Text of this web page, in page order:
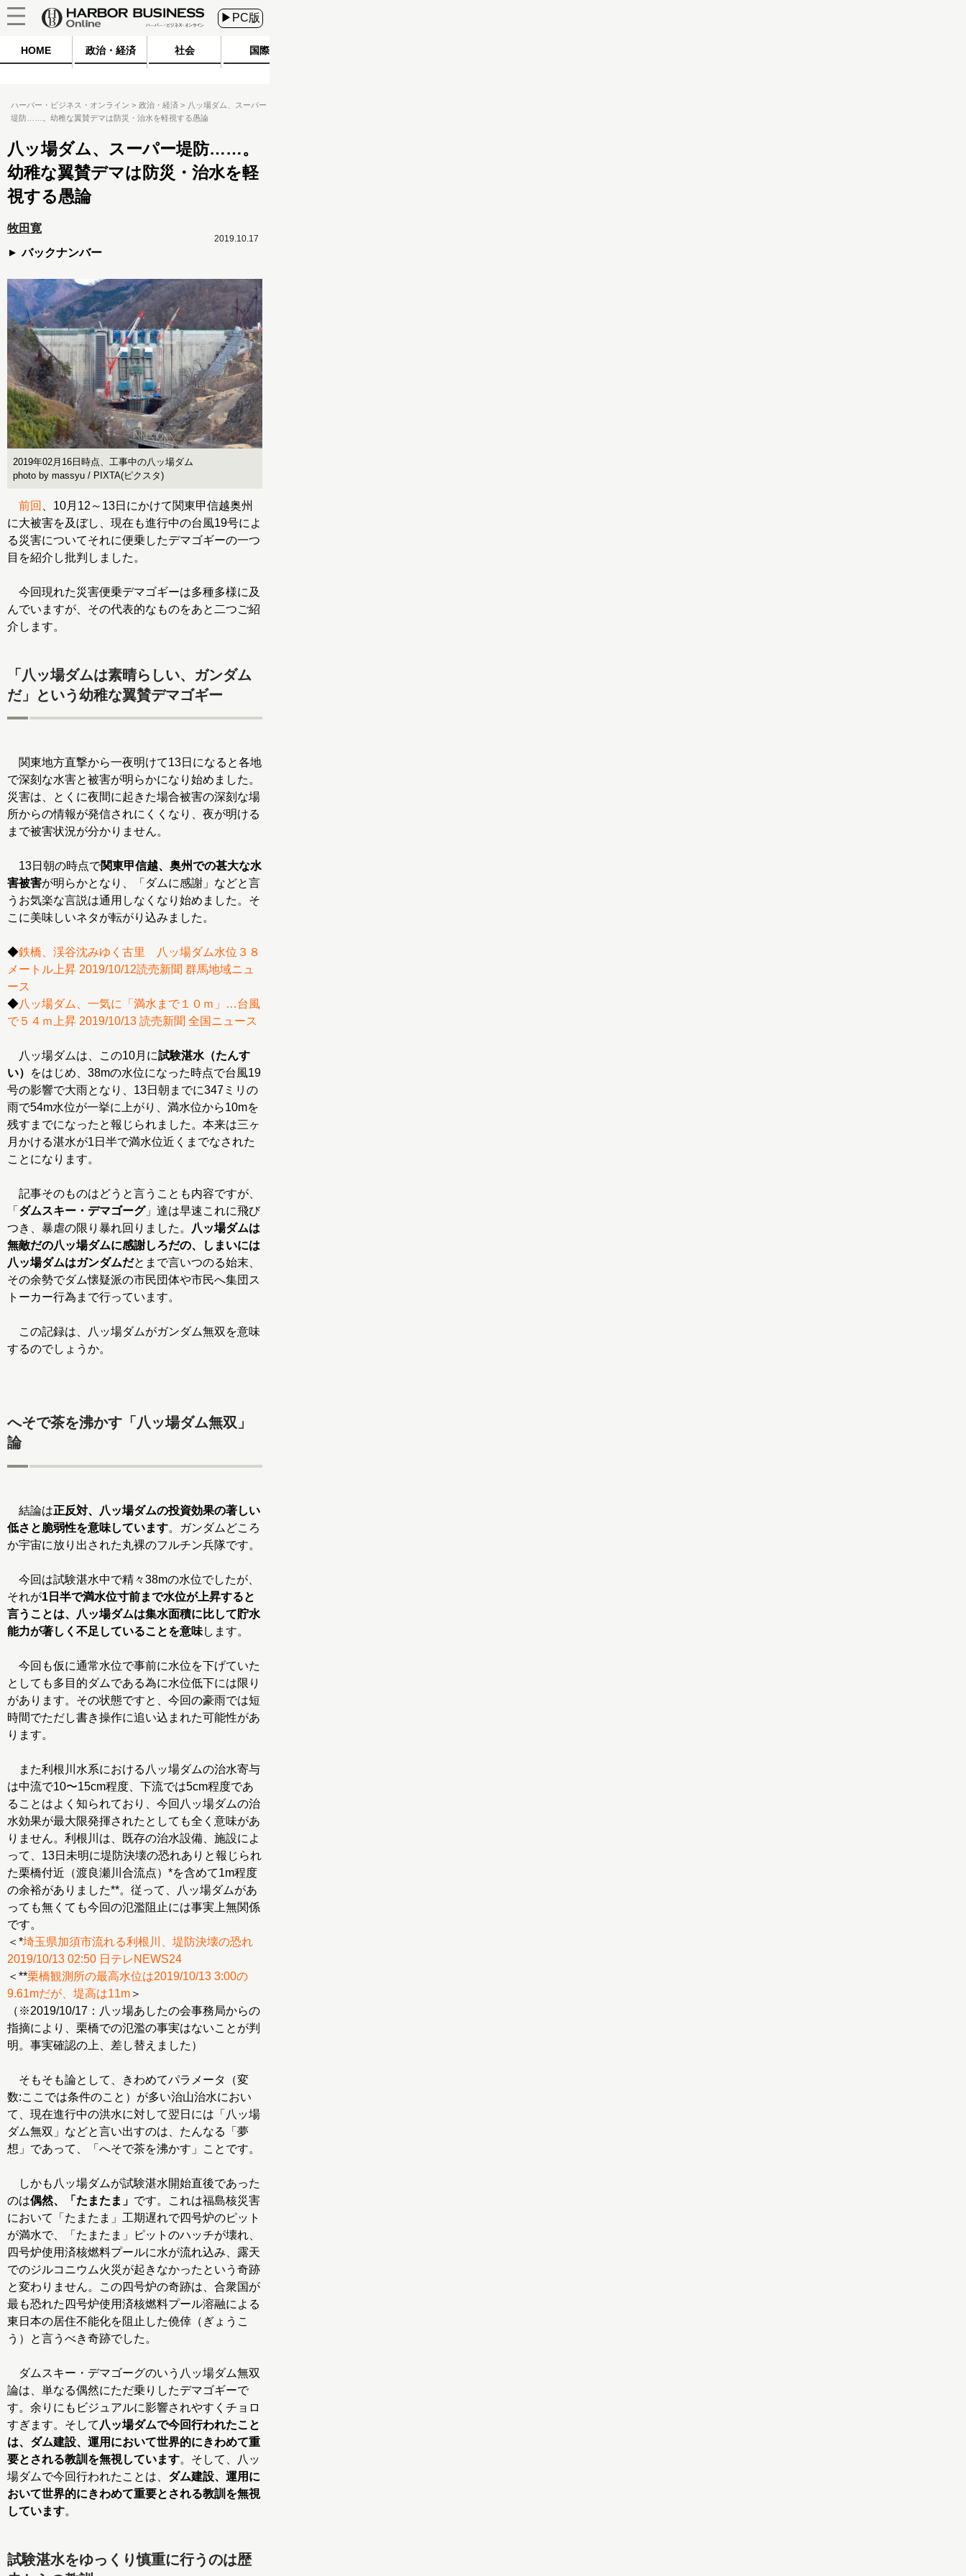
▶PC版
HOME 政治・経済 社会 国際
ハーバー・ビジネス・オンライン 政治・経済
八ッ場ダム、スーパー
堤防……。幼稚な翼賛デマは防災・治水を軽視する愚論
八ッ場ダム、スーパー堤防……。
幼稚な翼賛デマは防災・治水を軽
視する愚論
牧田寛
バックナンバー
2019.10.17
2019年02月16日時点、工事中の八ッ場ダム
photo by massyu / PIXTA(ピクスタ)
前回
、10月12～13日にかけて関東甲信越奥州
に大被害を及ぼし、現在も進行中の台風19号によ
る災害についてそれに便乗したデマゴギーの一つ
目を紹介し批判しました。
今回現れた災害便乗デマゴギーは多種多様に及
んでいますが、その代表的なものをあと二つご紹
介します。
「八ッ場ダムは素晴らしい、ガンダム
だ」という幼稚な翼賛デマゴギー
関東地方直撃から一夜明けて13日になると各地
で深刻な水害と被害が明らかになり始めました。
災害は、とくに夜間に起きた場合被害の深刻な場
所からの情報が発信されにくくなり、夜が明ける
まで被害状況が分かりません。
13日朝の時点で関東甲信越、奥州での甚大な水
害被害が明らかとなり、「ダムに感謝」などと言
うお気楽な言説は通用しなくなり始めました。そ
こに美味しいネタが転がり込みました。
◆鉄橋、渓谷沈みゆく古里 八ッ場ダム水位３８
メートル上昇 2019/10/12読売新聞 群馬地域ニュ
ース
◆八ッ場ダム、一気に「満水まで１０ｍ」…台風
で５４ｍ上昇 2019/10/13 読売新聞 全国ニュース
八ッ場ダムは、この10月に試験湛水（たんす
い）
をはじめ、38mの水位になった時点で台風19
号の影響で大雨となり、13日朝までに347ミリの
雨で54m水位が一挙に上がり、満水位から10mを
残すまでになったと報じられました。本来は三ヶ
月かける湛水が1日半で満水位近くまでなされた
ことになります。
記事そのものはどうと言うことも内容ですが、
「 ダムスキー・デマゴーグ」達は早速これに飛び
つき、暴虐の限り暴れ回りました。
八ッ場ダムは
無敵だの八ッ場ダムに感謝しろだの、しまいには
八ッ場ダムはガンダムだとまで言いつのる始末、
その余勢でダム懐疑派の市民団体や市民へ集団ス
トーカー行為まで行っています。
この記録は、八ッ場ダムがガンダム無双を意味
するのでしょうか。
へそで茶を沸かす「八ッ場ダム無双」
論
結論は正反対、八ッ場ダムの投資効果の著しい
低さと脆弱性を意味しています。ガンダムどころ
か宇宙に放り出された丸裸のフルチン兵隊です。
今回は試験湛水中で精々38mの水位でしたが、
それが1日半で満水位寸前まで水位が上昇すると
言うことは、八ッ場ダムは集水面積に比して貯水
能力が著しく不足していることを意味します。
今回も仮に通常水位で事前に水位を下げていた
としても多目的ダムである為に水位低下には限り
があります。その状態ですと、今回の豪雨では短
時間でただし書き操作に追い込まれた可能性があ
ります。
また利根川水系における八ッ場ダムの治水寄与
は中流で10〜15cm程度、下流では5cm程度であ
ることはよく知られており、今回八ッ場ダムの治
水効果が最大限発揮されたとしても全く意味があ
りません。利根川は、既存の治水設備、施設によ
って、13日未明に堤防決壊の恐れありと報じられ
た栗橋付近（渡良瀬川合流点）*を含めて1m程度
の余裕がありました**。従って、八ッ場ダムがあ
っても無くても今回の氾濫阻止には事実上無関係
です。
＜*埼玉県加須市流れる利根川、堤防決壊の恐れ
2019/10/13 02:50 日テレNEWS24
＜**栗橋観測所の最高水位は2019/10/13 3:00の
9.61mだが、堤高は11m ＞
（※2019/10/17：八ッ場あしたの会事務局からの
指摘により、栗橋での氾濫の事実はないことが判
明。事実確認の上、差し替えました）
そもそも論として、きわめてパラメータ（変
数:ここでは条件のこと）が多い治山治水におい
て、現在進行中の洪水に対して翌日には「八ッ場
ダム無双」などと言い出すのは、たんなる「夢
想」であって、「へそで茶を沸かす」ことです。
しかも八ッ場ダムが試験湛水開始直後であった
のは偶然、「たまたま」 です。これは福島核災害
において「たまたま」工期遅れで四号炉のピット
が満水で、「たまたま」ピットのハッチが壊れ、
四号炉使用済核燃料プールに水が流れ込み、露天
でのジルコニウム火災が起きなかったという奇跡
と変わりません。この四号炉の奇跡は、合衆国が
最も恐れた四号炉使用済核燃料プール溶融による
東日本の居住不能化を阻止した僥倖（ぎょうこ
う）と言うべき奇跡でした。
ダムスキー・デマゴーグのいう八ッ場ダム無双
論は、単なる偶然にただ乗りしたデマゴギーで
す。余りにもビジュアルに影響されやすくチョロ
すぎます。そして 八ッ場ダムで今回行われたこと
は、ダム建設、運用において世界的にきわめて重
要とされる教訓を無視しています。そして、八ッ
場ダムで今回行われたことは、 ダム建設、運用に
おいて世界的にきわめて重要とされる教訓を無視
しています。
試験湛水をゆっくり慎重に行うのは歴